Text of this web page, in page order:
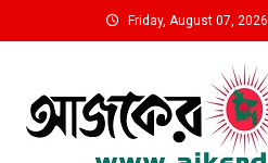
to
Friday, August 07, 2026